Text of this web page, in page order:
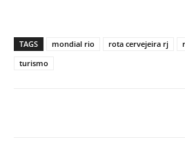
TAGS mondial rio rota cervejeira rj
turismo